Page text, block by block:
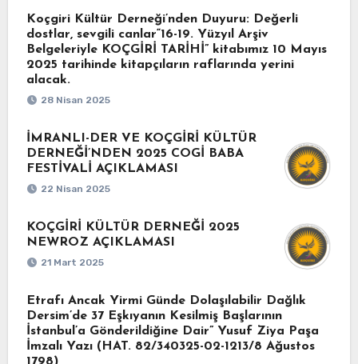
Koçgiri Kültür Derneği’nden Duyuru: Değerli
dostlar, sevgili canlar“16-19. Yüzyıl Arşiv
Belgeleriyle KOÇGİRİ TARİHİ” kitabımız 10 Mayıs
2025 tarihinde kitapçıların raflarında yerini
alacak.
28 Nisan 2025
İMRANLI-DER VE KOÇGİRİ KÜLTÜR
DERNEĞİ’NDEN 2025 COGİ BABA
FESTİVALİ AÇIKLAMASI
22 Nisan 2025
KOÇGİRİ KÜLTÜR DERNEĞİ 2025
NEWROZ AÇIKLAMASI
21 Mart 2025
Etrafı Ancak Yirmi Günde Dolaşılabilir Dağlık
Dersim’de 37 Eşkıyanın Kesilmiş Başlarının
İstanbul’a Gönderildiğine Dair” Yusuf Ziya Paşa
İmzalı Yazı (HAT. 82/340325-02-1213/8 Ağustos